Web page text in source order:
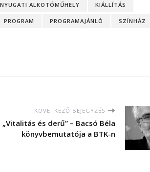
ALKOTÓMŰHELY KIÁLLÍTÁS
PROGRAM PROGRAMAJÁNLÓ SZÍNHÁZ
KÖVETKEZŐ BEJEGYZÉS
„Vitalitás és derű” – Bacsó Béla
könyvbemutatója a BTK-n